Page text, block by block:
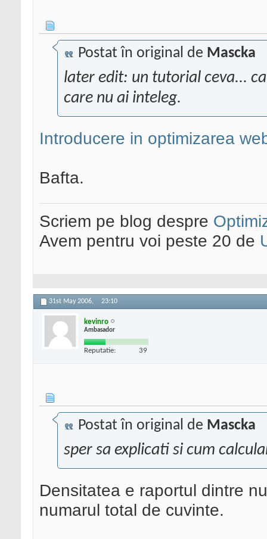
Postat în original de Mascka
later edit: un tutorial ceva...
care nu ai inteleg.
Introducere in optimizarea
Bafta.
Scriem pe blog despre
Avem pentru voi peste 20 de
31st May 2006, 23:10
kevinro
Ambasador
Reputatie: 39
Postat în original de Mascka
sper sa explicati si cum
Densitatea e raportul dintre
numarul total de cuvinte.